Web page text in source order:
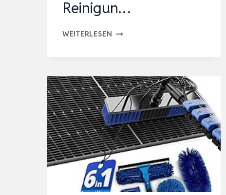
Reinigun…
WEITERLESEN BOOMDING
|
3,6
METER
LANG
AUS
ALUMINIUM
|
PERFEKT